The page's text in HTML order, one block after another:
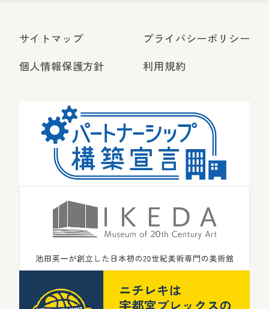
サイトマップ
個人情報保護方針
プライバシーポリシー
利用規約